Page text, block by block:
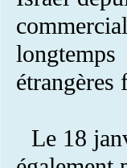
étrangères
Le 18